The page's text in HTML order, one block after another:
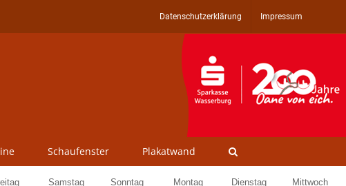
Datenschutzerklärung Impressum
Schaufenster Plakatwand